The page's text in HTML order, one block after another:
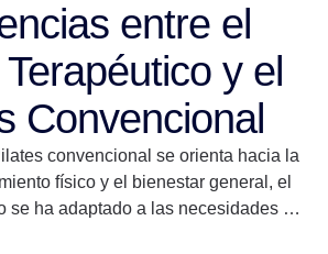
entre el
y el
Convencional
convencional se orienta hacia la
físico y el bienestar general, el
se ha adaptado a las necesidades de